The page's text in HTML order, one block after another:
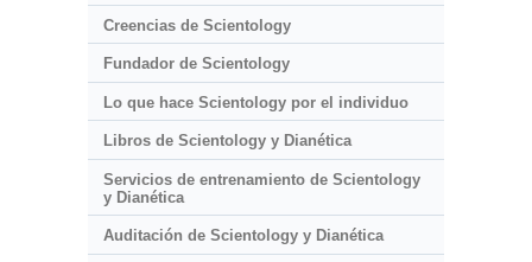
Creencias de Scientology
Fundador de Scientology
Lo que hace Scientology por el individuo
Libros de Scientology y Dianética
Servicios de entrenamiento de Scientology
y Dianética
Auditación de Scientology y Dianética